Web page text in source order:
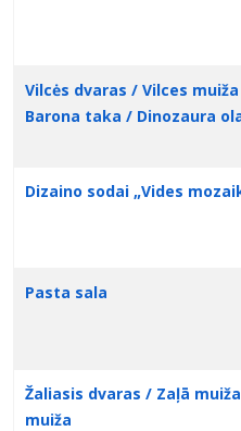
Vilcės dvaras / Vilces
Barona taka / Dinozaura
Dizaino sodai „Vides
Pasta sala
Žaliasis dvaras / Zaļā
muiža